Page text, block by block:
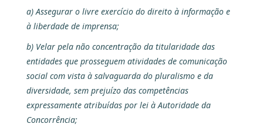
a) Assegurar o livre exercício do direito à informação e
à liberdade de imprensa;
b) Velar pela não concentração da titularidade das
entidades que prosseguem atividades de comunicação
social com vista à salvaguarda do pluralismo e da
diversidade, sem prejuízo das competências
expressamente atribuídas por lei à Autoridade da
Concorrência;